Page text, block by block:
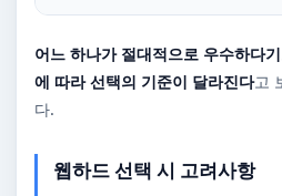
어느 하나가 절대적으로 우수하다
에 따라 선택의 기준이 달라진다고
다.
웹하드 선택 시 고려사항